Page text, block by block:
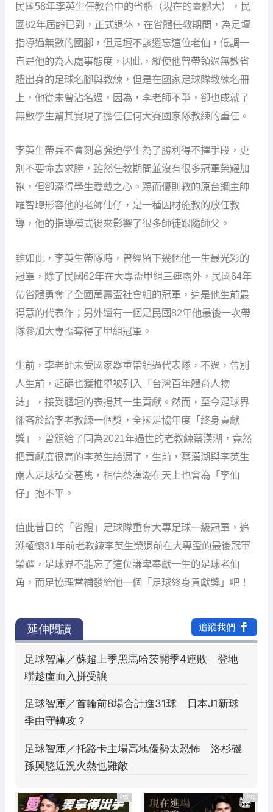
民國58年李英生任教台中的省體（現在的臺體大），民
國82年屆齡已到，正式退休，在省體任教期間，為足壇
指導過無數的國腳，但足壇不該遺忘這位老仙，低調一
直是他的為人處事態度，因此，縱使他曾帶領過無數省
體出身的足球名腳與教練，但是在國家足球隊教練名冊
上，他從未曾沾名過，因為，李老師不爭，卻也成就了
無數學生幫其實現了擔任任何大賽國家隊教練的重任。
李英生帶兵不會刻意強迫學生為了勝利得不擇手段，更
別不要命去求勝，雖然任教期間並沒有很多冠軍榮耀加
袍，但卻深得學生愛戴之心。踢而優則教的原台鋼主帥
羅智聰形容他的老師仙仔，是一種因材施教的放任教
導，他的指導模式後來影響了很多師徒跟隨師父。
雖如此，李英生帶隊時，曾經留下幾個他一生最光彩的
冠軍，除了民國62年在大專盃甲組三連霸外，民國64年
帶省體勇奪了全國萬壽盃社會組的冠軍，這是他生前最
得意的代表作；另外還有一個是民國82年他最後一次帶
隊參加大專盃奪得了甲組冠軍。
生前，李老師未受國家器重帶領過代表隊，不過，告別
人生前，起碼也獲推舉被列入「台灣百年體育人物
誌」，接受體壇的表揚其一生貢獻。然而，至今足球界
卻吝於給李老教練一個獎，全國足協年度「終身貢獻
獎」，曾頒給了同為2021年過世的老教練蔡漢湖，竟然
把貢獻度很高的李英生給漏了，生前，蔡漢湖與李英生
兩人足球私交甚篤，相信蔡漢湖在天上也會為「李仙
仔」抱不平。
值此昔日的「省體」足球隊重奪大專足球一級冠軍，追
溯緬懷31年前老教練李英生榮退前在大專盃的最後冠軍
榮耀，足球界不能忘了這位謙卑奉獻一生的足球老仙
角，而足協理當補發給他一個「足球終身貢獻獎」吧！
PR PR